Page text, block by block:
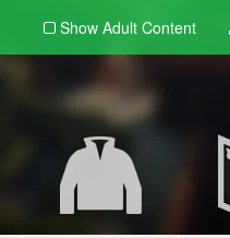
Show Adult Content